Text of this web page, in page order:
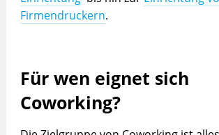
Firmendruckern.
Für wen eignet sich
Coworking?